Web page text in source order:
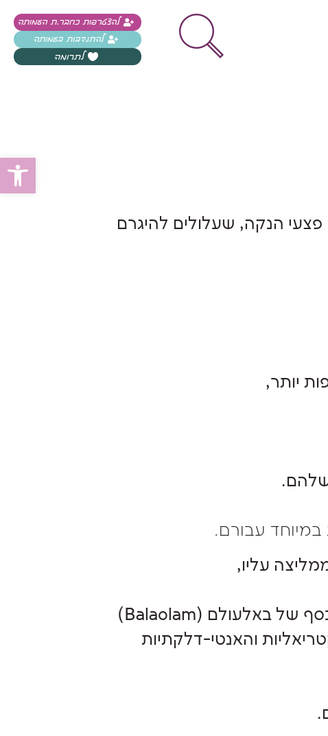
להצטרפות כחבר.ת העמותה
להתנדבות בעמותה
לתרומה
הנקה, שעלולים להיגרם
יותר,
שלהם.
עבורם.
עליו,
בתור אחות יועצת הנקה, הוא שימוש בפטמות כסף של באלעולם (Balaolam)
והאנטי-דלקתיות